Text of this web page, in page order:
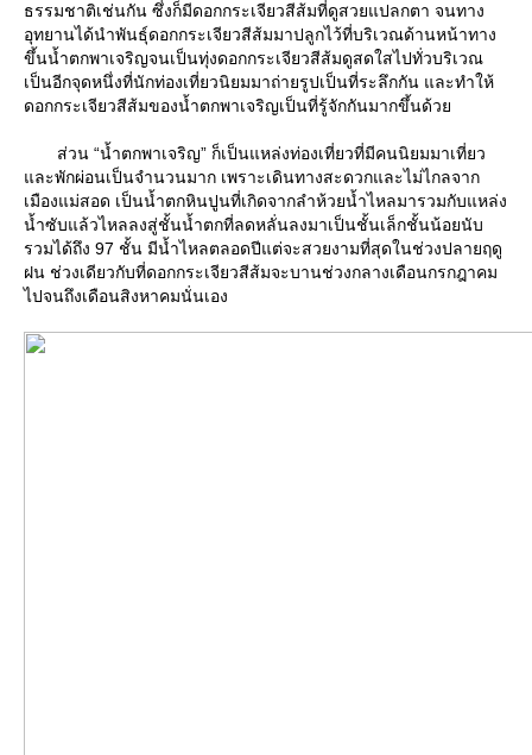
ธรรมชาติเช่นกัน ซึ่งก็มีดอกกระเจียวสีส้มที่ดูสวยแปลกตา จนทาง
อุทยานได้นำพันธุ์ดอกกระเจียวสีส้มมาปลูกไว้ที่บริเวณด้านหน้าทาง
ขึ้นน้ำตกพาเจริญจนเป็นทุ่งดอกกระเจียวสีส้มดูสดใสไปทั่วบริเวณ
เป็นอีกจุดหนึ่งที่นักท่องเที่ยวนิยมมาถ่ายรูปเป็นที่ระลึกกัน และทำให้
ดอกกระเจียวสีส้มของน้ำตกพาเจริญเป็นที่รู้จักกันมากขึ้นด้ว
ส่วน “น้ำตกพาเจริญ” ก็เป็นแหล่งท่องเที่ยวที่มีคนนิยมมาเที่ยว
ละพักผ่อนเป็นจำนวนมาก เพราะเดินทางสะดวกและไม่ไกลจาก
เมืองแม่สอด เป็นน้ำตกหินปูนที่เกิดจากลำห้วยน้ำไหลมารวมกับแหล่ง
น้ำซับแล้วไหลลงสู่ชั้นน้ำตกที่ลดหลั่นลงมาเป็นชั้นเล็กชั้นน้อยนับ
รวมได้ถึง 97 ชั้น มีน้ำไหลตลอดปีแต่จะสวยงามที่สุดในช่วงปลายฤดู
ฝน ช่วงเดียวกับที่ดอกกระเจียวสีส้มจะบานช่วงกลางเดือนกรกฎาคม
ไปจนถึงเดือนสิงหาคมนั่นเอง